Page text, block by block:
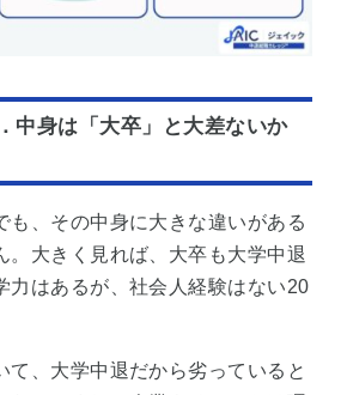
中身は「大卒」と大差ないか
も、その中身に大きな違いがある
。大きく見れば、大卒も大学中退
力はあるが、社会人経験はない20
て、大学中退だから劣っていると